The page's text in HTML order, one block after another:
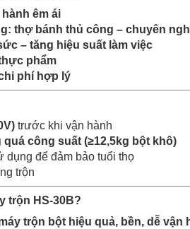
êm ái
thợ bánh thủ công – chuyên
– tăng hiệu suất làm việc
phẩm
phí hợp lý
trước khi vận hành
công suất (≥12,5kg bột khô)
dụng để đảm bảo tuổi thọ
trộn
trộn HS-30B?
trộn bột hiệu quả, bền, dễ vận